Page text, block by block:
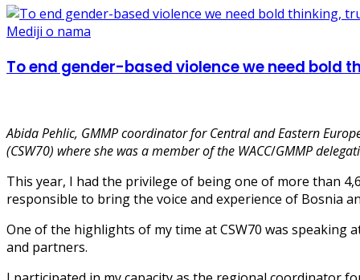
Mediji o nama
To end gender-based violence we need bold
Abida Pehlic, GMMP coordinator for Central and Eastern
(CSW70) where she was a member of the WACC/GMMP
This year, I had the privilege of being one of more than
responsible to bring the voice and experience of Bosnia
One of the highlights of my time at CSW70 was speaking
and partners.